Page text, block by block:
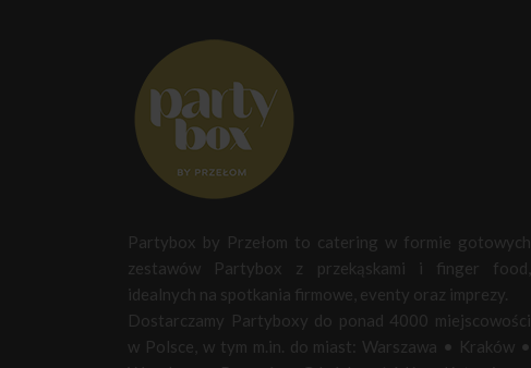
Partybox by Przełom to catering w formie gotowych
zestawów Partybox z przekąskami i finger food,
idealnych na spotkania firmowe, eventy oraz imprezy.
Dostarczamy Partyboxy do ponad 4000 miejscowości
w Polsce, w tym m.in. do miast: Warszawa • Kraków •